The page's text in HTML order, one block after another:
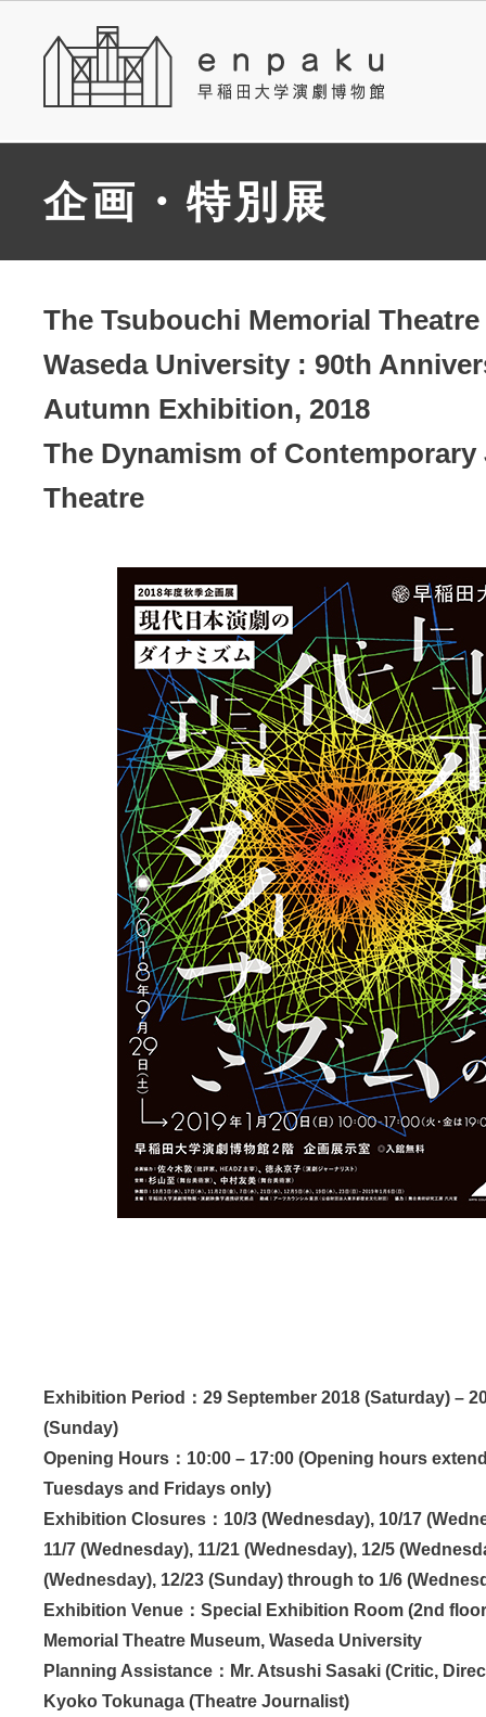
企画・特別展
The Tsubouchi Memorial
Waseda University : 90th
Autumn Exhibition, 2018
The Dynamism of Contemporary
Theatre
Exhibition Period：29 September 2018 (Saturday) –
(Sunday)
Opening Hours：10:00 – 17:00 (Opening hours
Tuesdays and Fridays only)
Exhibition Closures：10/3 (Wednesday), 10/17
11/7 (Wednesday), 11/21 (Wednesday), 12/5
(Wednesday), 12/23 (Sunday) through to 1/6
Exhibition Venue：Special Exhibition Room (2nd
Memorial Theatre Museum, Waseda University
Planning Assistance：Mr. Atsushi Sasaki (Critic,
Kyoko Tokunaga (Theatre Journalist)